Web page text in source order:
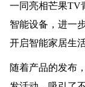
一同亮相芒果TV
智能设备，进一
开启智能家居生
随着产品的发布